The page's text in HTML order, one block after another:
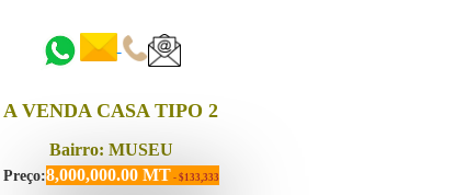
A VENDA CASA TIPO 2
Bairro: MUSEU
Preço:8,000,000.00 MT - $133,333